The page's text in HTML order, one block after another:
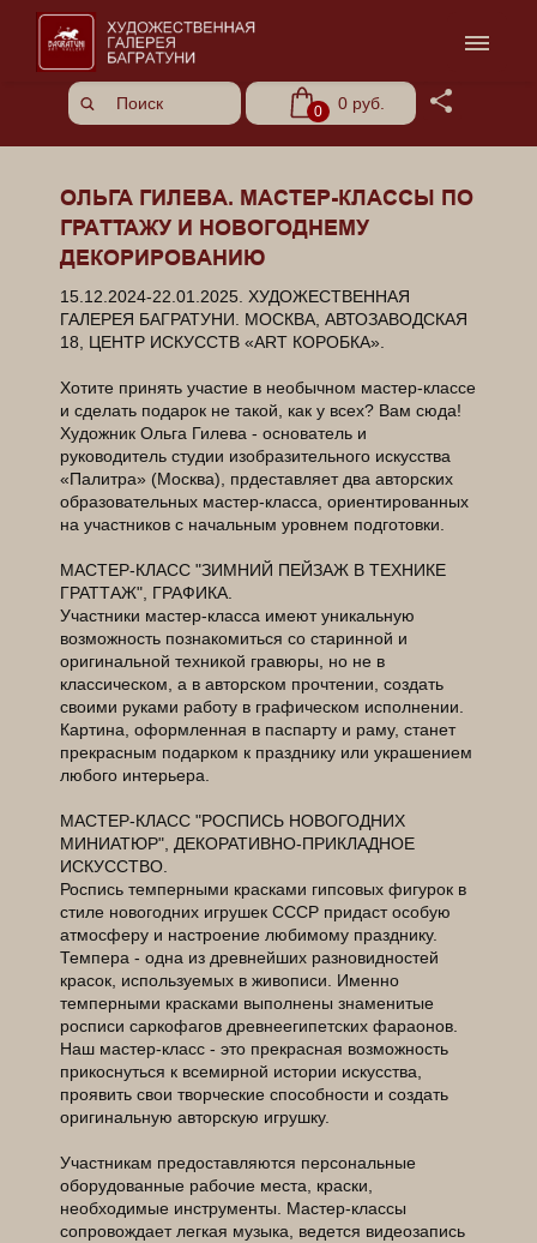
0 0 руб.
ОЛЬГА ГИЛЕВА. МАСТЕР-КЛАССЫ ПО
ГРАТТАЖУ И НОВОГОДНЕМУ
ДЕКОРИРОВАНИЮ
15.12.2024-22.01.2025. ХУДОЖЕСТВЕННАЯ
ГАЛЕРЕЯ БАГРАТУНИ. МОСКВА, АВТОЗАВОДСКАЯ
18, ЦЕНТР ИСКУССТВ «ART КОРОБКА».
Хотите принять участие в необычном мастер-классе
и сделать подарок не такой, как у всех? Вам сюда!
Художник Ольга Гилева - основатель и
руководитель студии изобразительного искусства
«Палитра» (Москва), прдеставляет два авторских
образовательных мастер-класса, ориентированных
на участников с начальным уровнем подготовки.
МАСТЕР-КЛАСС "ЗИМНИЙ ПЕЙЗАЖ В ТЕХНИКЕ
ГРАТТАЖ", ГРАФИКА.
Участники мастер-класса имеют уникальную
возможность познакомиться со старинной и
оригинальной техникой гравюры, но не в
классическом, а в авторском прочтении, создать
своими руками работу в графическом исполнении.
Картина, оформленная в паспарту и раму, станет
прекрасным подарком к празднику или украшением
любого интерьера.
МАСТЕР-КЛАСС "РОСПИСЬ НОВОГОДНИХ
МИНИАТЮР", ДЕКОРАТИВНО-ПРИКЛАДНОЕ
ИСКУССТВО.
Роспись темперными красками гипсовых фигурок в
стиле новогодних игрушек СССР придаст особую
атмосферу и настроение любимому празднику.
Темпера - одна из древнейших разновидностей
красок, используемых в живописи. Именно
темперными красками выполнены знаменитые
росписи саркофагов древнеегипетских фараонов.
Наш мастер-класс - это прекрасная возможность
прикоснуться к всемирной истории искусства,
проявить свои творческие способности и создать
оригинальную авторскую игрушку.
Участникам предоставляются персональные
оборудованные рабочие места, краски,
необходимые инструменты. Мастер-классы
сопровождает легкая музыка, ведется видеозапись